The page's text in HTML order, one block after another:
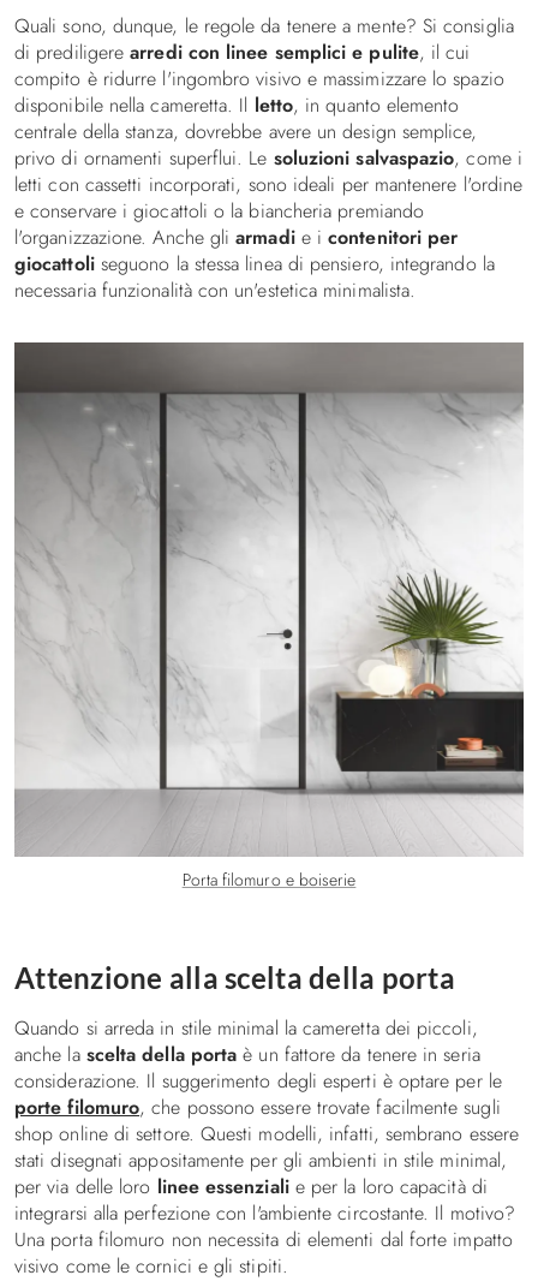
Letti singoli
Biancheria da letto
Divani e poltrona letto
Contatti
Quali sono, dunque, le regole da tenere a mente? Si consiglia
di prediligerearredi con linee semplici e pulite, il cui
compito è ridurre l'ingombro visivo e massimizzare lo spazio
disponibile nella cameretta. Il letto, in quanto elemento
centrale della stanza, dovrebbe avere un design semplice,
privo di ornamenti superflui. Le soluzioni salvaspazio, come i
letti con cassetti incorporati, sono ideali per mantenere l'ordine
e conservare i giocattoli o la biancheria premiando
l'organizzazione. Anche gliarmadi e icontenitori per
giocattoliseguono la stessa linea di pensiero, integrando la
necessaria funzionalità con un'estetica minimalista.
Porta filomuro e boiserie
Attenzione alla scelta della porta
Quando si arreda in stile minimal la cameretta dei piccoli,
anche la scelta della porta è un fattore da tenere in seria
considerazione. Il suggerimento degli esperti è optare per le
porte filomuro, che possono essere trovate facilmente sugli
shop online di settore. Questi modelli, infatti, sembrano essere
stati disegnati appositamente per gli ambienti in stile minimal,
per via delle loro linee essenzialie per la loro capacità di
integrarsi alla perfezione con l'ambiente circostante. Il motivo?
Una porta filomuro non necessita di elementi dal forte impatto
visivo come le cornici e gli stipiti.